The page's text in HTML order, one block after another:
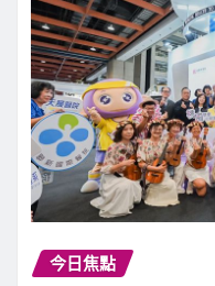
今日焦點